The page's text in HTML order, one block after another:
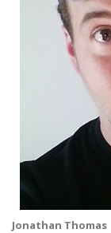
Jonathan Thomas